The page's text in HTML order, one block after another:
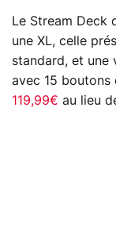
Le Stream Deck
une XL, celle
standard, et une
avec 15 boutons
119,99€ au lieu